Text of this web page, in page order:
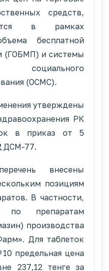
средств,
в рамках
бесплатной
(ГОБМП) и системы
социального
(ОСМС).
утверждены
РК
в приказ от 5
ДСМ-77.
внесены
позициям
В частности,
по препаратам
производства
Для таблеток
предельная цена
237,12 тенге за